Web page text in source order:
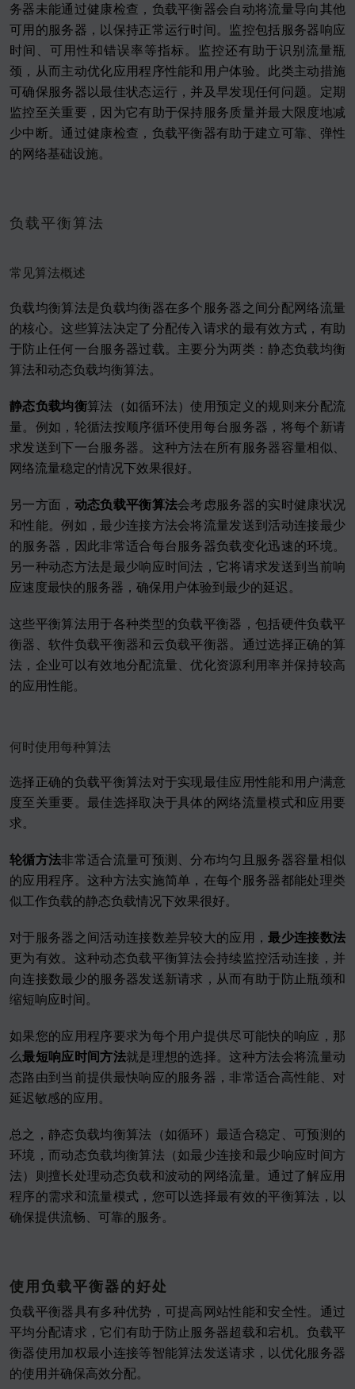
务器未能通过健康检查，负载平衡器会自动将流量导向其他
可用的服务器，以保持正常运行时间。监控包括服务器响应
时间、可用性和错误率等指标。监控还有助于识别流量瓶
颈，从而主动优化应用程序性能和用户体验。此类主动措施
可确保服务器以最佳状态运行，并及早发现任何问题。定期
监控至关重要，因为它有助于保持服务质量并最大限度地减
少中断。通过健康检查，负载平衡器有助于建立可靠、弹性
的网络基础设施。
负载平衡算法
常见算法概述
负载均衡算法是负载均衡器在多个服务器之间分配网络流量
的核心。这些算法决定了分配传入请求的最有效方式，有助
于防止任何一台服务器过载。主要分为两类：静态负载均衡
算法和动态负载均衡算法。
静态负载均衡算法（如循环法）使用预定义的规则来分配流
量。例如，轮循法按顺序循环使用每台服务器，将每个新请
求发送到下一台服务器。这种方法在所有服务器容量相似、
网络流量稳定的情况下效果很好。
另一方面， 动态负载平衡算法会考虑服务器的实时健康状况
和性能。例如，最少连接方法会将流量发送到活动连接最少
的服务器，因此非常适合每台服务器负载变化迅速的环境。
另一种动态方法是最少响应时间法，它将请求发送到当前响
应速度最快的服务器，确保用户体验到最少的延迟。
这些平衡算法用于各种类型的负载平衡器，包括硬件负载平
衡器、软件负载平衡器和云负载平衡器。通过选择正确的算
法，企业可以有效地分配流量、优化资源利用率并保持较高
的应用性能。
何时使用每种算法
选择正确的负载平衡算法对于实现最佳应用性能和用户满意
度至关重要。最佳选择取决于具体的网络流量模式和应用要
求。
轮循方法非常适合流量可预测、分布均匀且服务器容量相似
的应用程序。这种方法实施简单，在每个服务器都能处理类
似工作负载的静态负载情况下效果很好。
对于服务器之间活动连接数差异较大的应用，最少连接数法
更为有效。这种动态负载平衡算法会持续监控活动连接，并
向连接数最少的服务器发送新请求，从而有助于防止瓶颈和
缩短响应时间。
如果您的应用程序要求为每个用户提供尽可能快的响应，那
么最短响应时间方法就是理想的选择。这种方法会将流量动
态路由到当前提供最快响应的服务器，非常适合高性能、对
延迟敏感的应用。
总之，静态负载均衡算法（如循环）最适合稳定、可预测的
环境，而动态负载均衡算法（如最少连接和最少响应时间方
法）则擅长处理动态负载和波动的网络流量。通过了解应用
程序的需求和流量模式，您可以选择最有效的平衡算法，以
确保提供流畅、可靠的服务。
使用负载平衡器的好处
负载平衡器具有多种优势，可提高网站性能和安全性。通过
平均分配请求，它们有助于防止服务器超载和宕机。负载平
衡器使用加权最小连接等智能算法发送请求，以优化服务器
的使用并确保高效分配。